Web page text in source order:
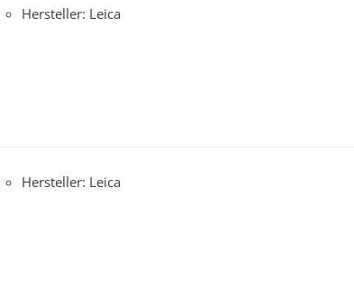
Hersteller: Leica
Hersteller: Leica